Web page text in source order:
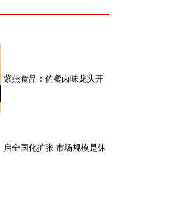
紫燕食品：佐餐卤味龙头开
启全国化扩张 市场规模是休